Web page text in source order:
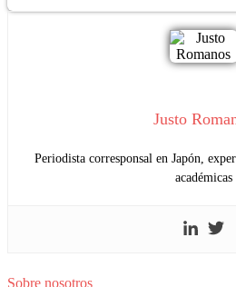
Justo
Periodista corresponsal en Japón,
académicas
Sobre nosotros